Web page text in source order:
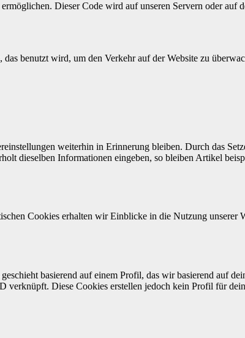
Dieser Code wird auf unseren Servern oder auf
benutzt wird, um den Verkehr auf der Web­site zu
weit­er­hin in Erin­nerung bleiben. Durch das
diesel­ben Infor­ma­tio­nen eingeben, so bleiben Artikel
Cook­ies erhal­ten wir Ein­blicke in die Nutzung unser­er
basierend auf einem Pro­fil, das wir basierend auf
Diese Cook­ies erstellen jedoch kein Pro­fil für